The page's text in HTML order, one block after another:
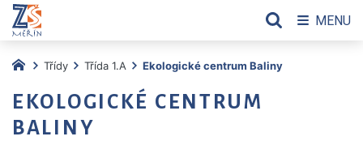
Třídy Třída 1.A Ekologické centrum Baliny
EKOLOGICKÉ CENTRUM
BALINY
MENU